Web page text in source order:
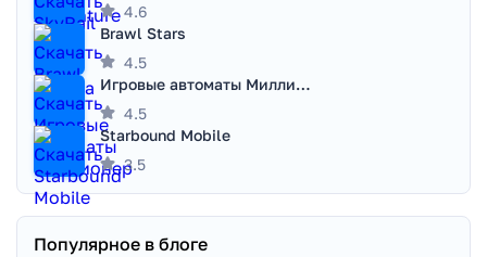
4.6
Brawl Stars
4.5
Игровые автоматы Миллионер
4.5
Starbound Mobile
3.5
Популярное в блоге